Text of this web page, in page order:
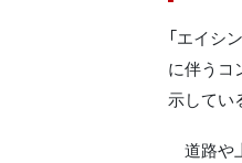
「エイシ
に伴うコ
示してい
道路や